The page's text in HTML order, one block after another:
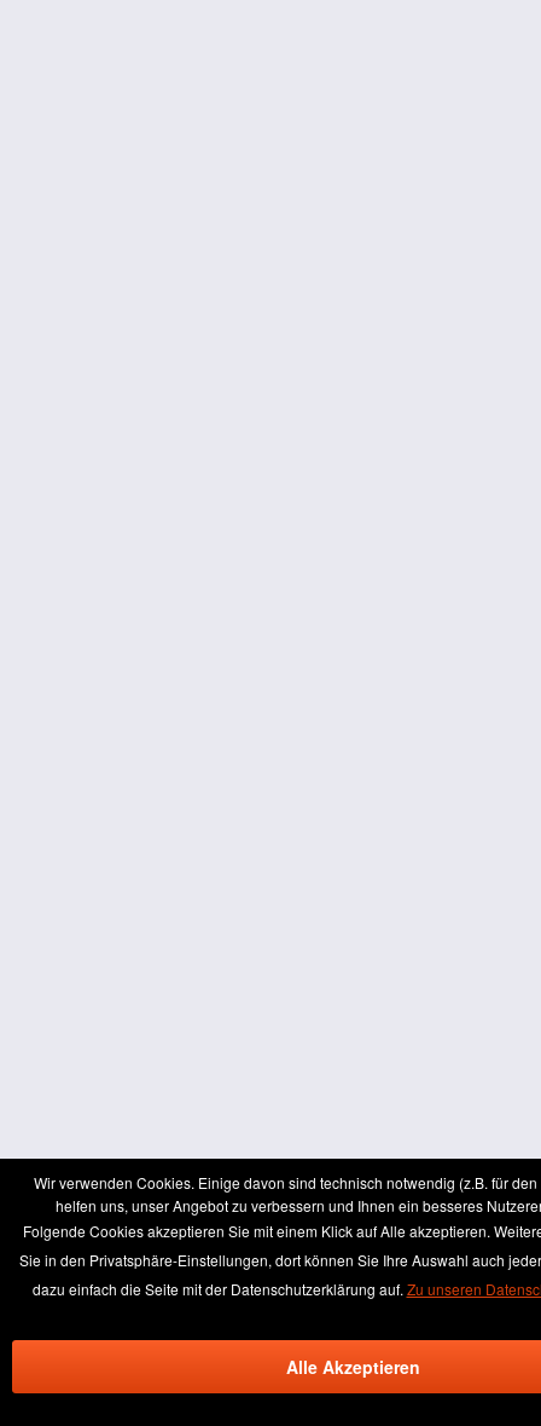
Wir verwenden Cookies. Einige davon sind technisch notwendig (z.B. für
helfen uns, unser Angebot zu verbessern und Ihnen ein besseres
Folgende Cookies akzeptieren Sie mit einem Klick auf Alle akzeptieren.
Sie in den Privatsphäre-Einstellungen, dort können Sie Ihre Auswahl auch
dazu einfach die Seite mit der Datenschutzerklärung auf. Zu unseren
Alle Akzeptieren